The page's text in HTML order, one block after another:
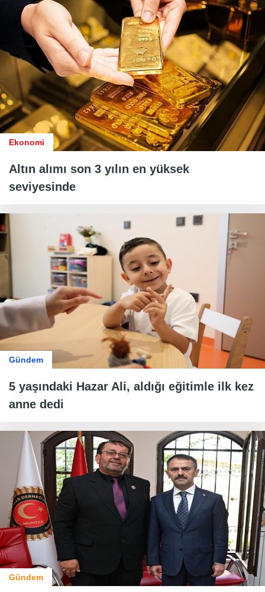
Ekonomi
Altın alımı son 3 yılın en yüksek
seviyesinde
Gündem
5 yaşındaki Hazar Ali, aldığı eğitimle ilk kez
anne dedi
Gündem